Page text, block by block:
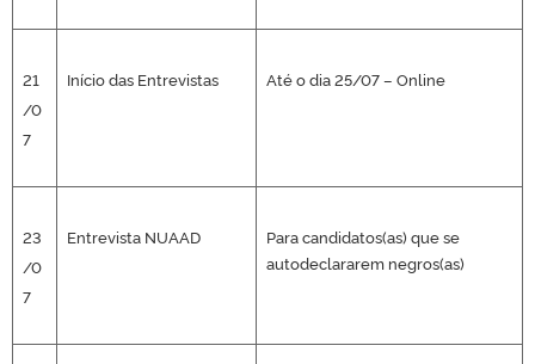
21
/0
7
Início das Entrevistas Até o dia 25/07 – Online
23
/0
7
Entrevista NUAAD
Para candidatos(as) que se
autodeclararem negros(as)